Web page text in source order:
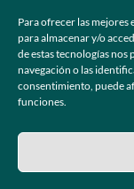
Para ofrecer las
para almacenar y/o
de estas tecnologías
navegación o las
consentimiento, puede
funciones.
 +52 55

© 2025 Grupo OMK